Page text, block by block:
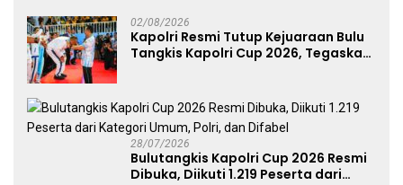
02/08/2026
Kapolri Resmi Tutup Kejuaraan Bulu
Tangkis Kapolri Cup 2026, Tegaskan
28/07/2026
Bulutangkis Kapolri Cup 2026 Resmi
Dibuka, Diikuti 1.219 Peserta dari